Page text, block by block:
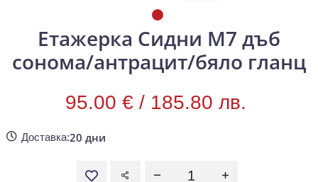
Етажерка Сидни М7 дъб
сонома/антрацит/бяло гланц
95.00 € / 185.80 лв.
Доставка:20 дни